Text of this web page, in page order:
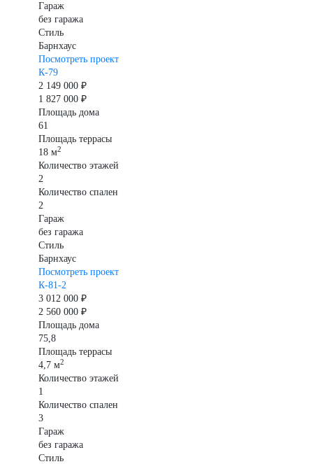
Гараж
без гаража
Стиль
Барнхаус
Посмотреть проект
К-79
2 149 000 ₽
1 827 000 ₽
Площадь дома
61
Площадь террасы
18 м2
Количество этажей
2
Количество спален
2
Гараж
без гаража
Стиль
Барнхаус
Посмотреть проект
К-81-2
3 012 000 ₽
2 560 000 ₽
Площадь дома
75,8
Площадь террасы
4,7 м2
Количество этажей
1
Количество спален
3
Гараж
без гаража
Стиль